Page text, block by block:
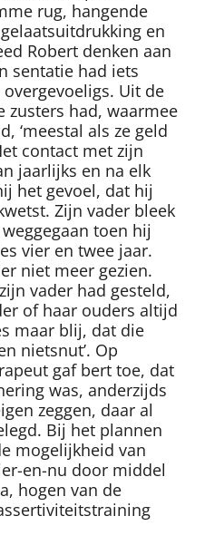
rug, hangende
en
Robert denken aan
sentatie had iets
Uit de
zusters had, waarmee
‘meestal als ze geld
contact met zijn
jaarlijks en na elk
het gevoel, dat hij
Zijn vader bleek
toen hij
vier en twee jaar.
niet meer gezien.
vader had gesteld,
of haar ouders altijd
maar blij, dat die
nietsnut’. Op
gaf bert toe, dat
was, anderzijds
zeggen, daar al
Bij het plannen
mogelijkheid van
en-nu door middel
hogen van de